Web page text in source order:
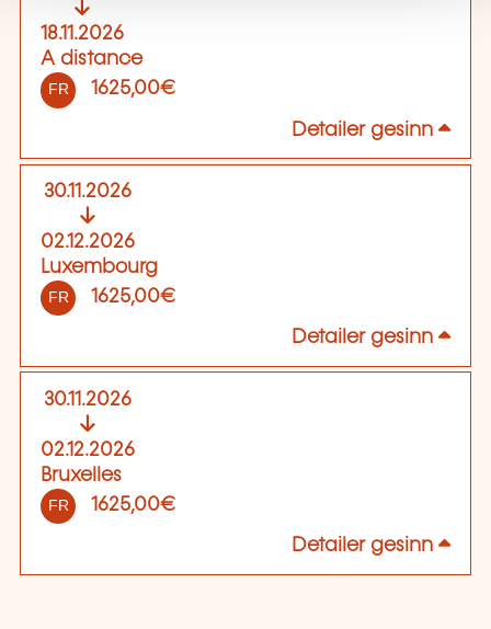
18.11.2026
A distance
FR 1625,00€
Detailer gesinn
30.11.2026
02.12.2026
Luxembourg
FR 1625,00€
Detailer gesinn
30.11.2026
02.12.2026
Bruxelles
FR 1625,00€
Detailer gesinn